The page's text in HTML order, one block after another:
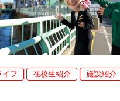
イフ 在校生紹介
施設紹介